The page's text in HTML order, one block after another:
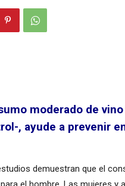
moderado de
, ayude a prevenir
demuestran que el